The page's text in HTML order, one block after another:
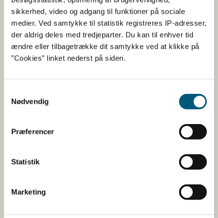
sikkerhed, video og adgang til funktioner på sociale
medier. Ved samtykke til statistik registreres IP-adresser,
der aldrig deles med tredjeparter. Du kan til enhver tid
ændre eller tilbagetrække dit samtykke ved at klikke på
”Cookies” linket nederst på siden.
Nødvendig
Præferencer
Statistik
Marketing
06-2027
Chrisco Tyggerulle m. kylling & kyllingelever, 1stk
Varenr. 12624
Sidste anvendelsesdatoer: 01-12-2025; 05-01-2026; 15-
03-2026; 18-08-2026
Hvor er produktet solgt
Produkterne er solgt i: COOP-butikker, Løvbjerg, MENY,
SPAR, Min Købmand, Let-Køb, Harald Nyborg og Wolt-
Billund, Lalandia-Rødby og i Lalandia-Søndervig.